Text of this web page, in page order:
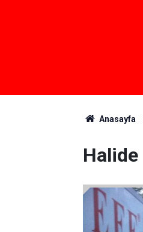
Anasayfa
Halide